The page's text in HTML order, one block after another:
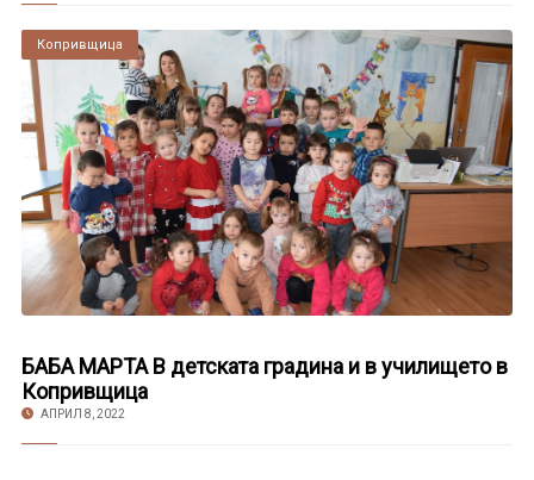
Копривщица
БАБА МАРТА В детската градина и в училището в
Копривщица
АПРИЛ 8, 2022